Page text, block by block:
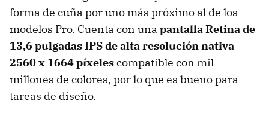
forma de cuña por uno más próximo al de los
modelos Pro. Cuenta con una pantalla Retina de
13,6 pulgadas IPS de alta resolución nativa
2560 x 1664 píxelescompatible con mil
millones de colores, por lo que es bueno para
tareas de diseño.